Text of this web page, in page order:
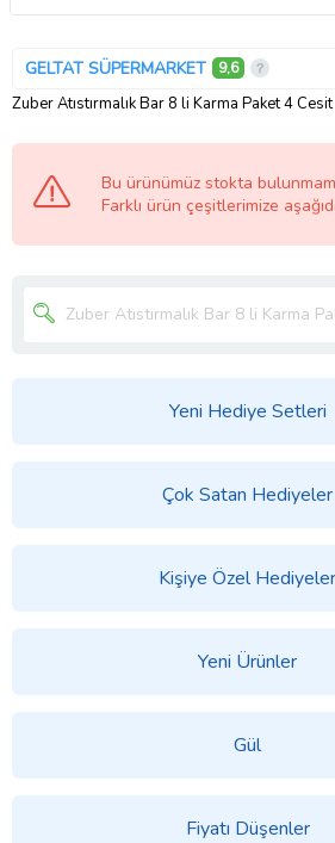
GELTAT SÜPERMARKET 9,6
Zuber Atıstırmalık Bar 8 li Karma Paket 4 Cesit
Bu ürünümüz stokta
Farklı ürün çeşitlerimize
Yeni Hediye Setleri
Çok Satan Hediyeler
Kişiye Özel Hediyeler
Yeni Ürünler
Gül
Fiyatı Düşenler